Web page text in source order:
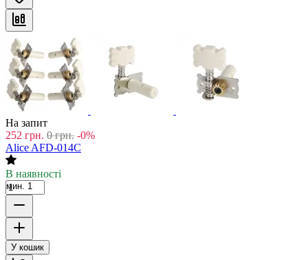
На запит
252 грн. 0 грн. -0%
Alice AFD-014C
В наявності
мин. 1
У кошик